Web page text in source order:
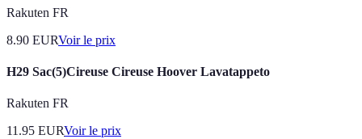
Rakuten FR
8.90 EURVoir le prix
H29 Sac(5)Cireuse Cireuse Hoover Lavatappeto
Rakuten FR
11.95 EURVoir le prix